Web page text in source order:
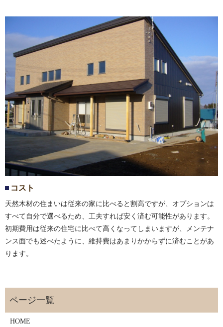
コスト
天然木材の住まいは従来の家に比べると割高ですが、オプションは
すべて自分で選べるため、工夫すれば安く済む可能性があります。
初期費用は従来の住宅に比べて高くなってしまいますが、メンテナ
ンス面でも述べたように、維持費はあまりかからずに済むことがあ
ります。
HOME